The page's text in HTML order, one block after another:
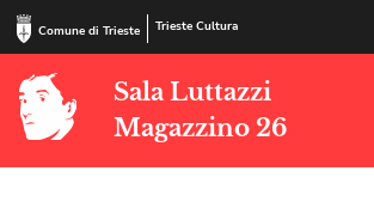
Comune di Trieste Trieste Cultura
Sala Luttazzi
Magazzino 26